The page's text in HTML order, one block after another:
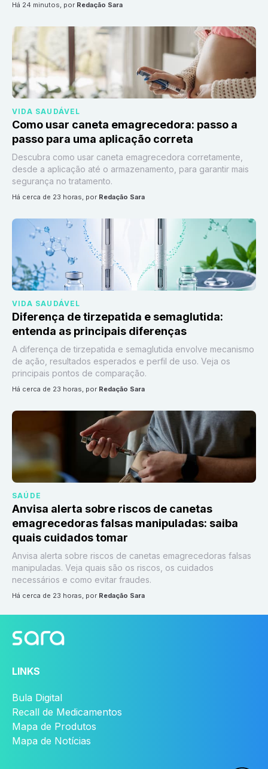
há 24 minutos, por Redação Sara
VIDA SAUDÁVEL
Como usar caneta emagrecedora: passo a
passo para uma aplicação correta
Descubra como usar caneta emagrecedora corretamente,
desde a aplicação até o armazenamento, para garantir mais
segurança no tratamento.
há cerca de 23 horas, por Redação Sara
VIDA SAUDÁVEL
Diferença de tirzepatida e semaglutida:
entenda as principais diferenças
A diferença de tirzepatida e semaglutida envolve mecanismo
de ação, resultados esperados e perfil de uso. Veja os
principais pontos de comparação.
há cerca de 23 horas, por Redação Sara
SAÚDE
Anvisa alerta sobre riscos de canetas
emagrecedoras falsas manipuladas: saiba
quais cuidados tomar
Anvisa alerta sobre riscos de canetas emagrecedoras falsas
manipuladas. Veja quais são os riscos, os cuidados
necessários e como evitar fraudes.
há cerca de 23 horas, por Redação Sara
LINKS
Bula Digital
Recall de Medicamentos
Mapa de Produtos
Mapa de Notícias